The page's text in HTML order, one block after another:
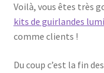
Voilà, vous êtes très
kits de guirlandes
comme clients !
Du coup c’est la fin des